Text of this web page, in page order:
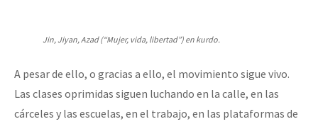
Jin, Jiyan, Azad (“Mujer, vida, libertad”) en kurdo.
A pesar de ello, o gracias a ello, el movimiento sigue vivo.
Las clases oprimidas siguen luchando en la calle, en las
cárceles y las escuelas, en el trabajo, en las plataformas de